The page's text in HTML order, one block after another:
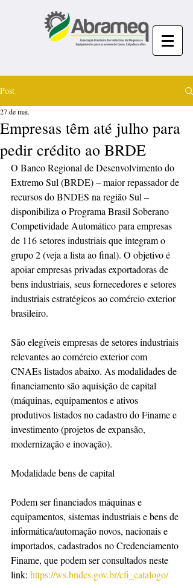
Post
Empresas têm até julho para
pedir crédito ao BRDE
27 de mai.
O Banco Regional de Desenvolvimento do
Extremo Sul (BRDE) – maior repassador de
recursos do BNDES na região Sul –
disponibiliza o Programa Brasil Soberano
Competividade Automático para empresas
de 116 setores industriais que integram o
grupo 2 (veja a lista ao final). O objetivo é
apoiar empresas privadas exportadoras de
bens industriais, seus fornecedores e setores
industriais estratégicos ao comércio exterior
brasileiro.
São elegíveis empresas de setores industriais
relevantes ao comércio exterior com
CNAEs listados abaixo. As modalidades de
financiamento são aquisição de capital
(máquinas, equipamentos e ativos
produtivos listados no cadastro do Finame e
investimento (projetos de expansão,
modernização e inovação).
Modalidade bens de capital
Podem ser financiados máquinas e
equipamentos, sistemas industriais e bens de
informática/automação novos, nacionais e
importados, cadastrados no Credenciamento
Finame, que podem ser consultados neste
link: https://ws.bndes.gov.br/cfi_catalogo/